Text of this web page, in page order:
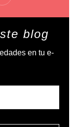
blog
en tu e-